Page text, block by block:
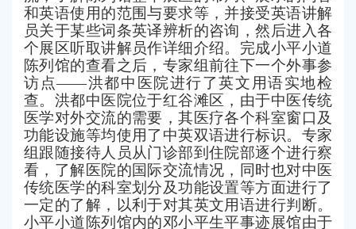
和英语使用的范围与要求等，并接受英语讲解
员关于某些词条英译辨析的咨询，然后进入各
个展区听取讲解员作详细介绍。完成小平小道
陈列馆的查看之后，专家组前往下一个外事参
访点——洪都中医院进行了英文用语实地检
查。洪都中医院位于红谷滩区，由于中医传统
医学对外交流的需要，其医疗各个科室窗口及
功能设施等均使用了中英双语进行标识。专家
组跟随接待人员从门诊部到住院部逐个进行察
看，了解医院的国际交流情况，同时也对中医
传统医学的科室划分及功能设置等方面进行了
一定的了解，以利于对其英文用语进行判断。
小平小道陈列馆内的邓小平生平事迹展馆由于